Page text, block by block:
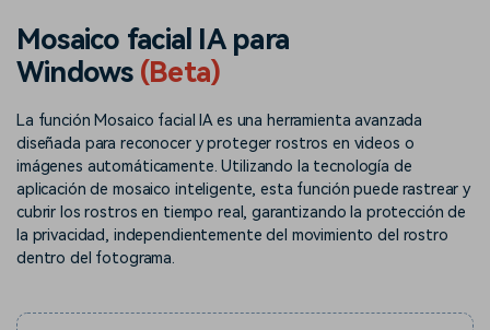
Inspírate con Filmora
Encuentra aquí lo que otros
usuarios crean con Filmora
Taller creativo
video
Centro de creadores
Muestra tu creatividad sin
límites con el Centro de
Plantillas en español
Explora las plantillas de video
Afíliate
nivel empresarial
Soporte
Conocimiento
Mosaico facial IA para
Windows (Beta)
La función Mosaico facial IA es una herramienta avanzada
diseñada para reconocer y proteger rostros en videos o
imágenes automáticamente. Utilizando la tecnología de
aplicación de mosaico inteligente, esta función puede rastrear y
cubrir los rostros en tiempo real, garantizando la protección de
la privacidad, independientemente del movimiento del rostro
dentro del fotograma.